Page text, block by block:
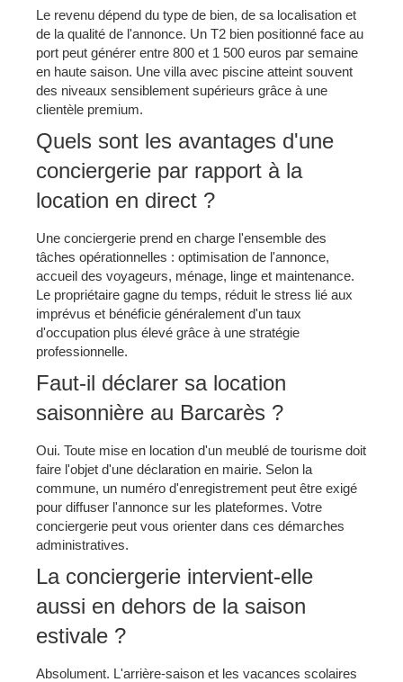
Le revenu dépend du type de bien, de sa localisation et
de la qualité de l'annonce. Un T2 bien positionné face au
port peut générer entre 800 et 1 500 euros par semaine
en haute saison. Une villa avec piscine atteint souvent
des niveaux sensiblement supérieurs grâce à une
clientèle premium.
Quels sont les avantages d'une
conciergerie par rapport à la
location en direct ?
Une conciergerie prend en charge l'ensemble des
tâches opérationnelles : optimisation de l'annonce,
accueil des voyageurs, ménage, linge et maintenance.
Le propriétaire gagne du temps, réduit le stress lié aux
imprévus et bénéficie généralement d'un taux
d'occupation plus élevé grâce à une stratégie
professionnelle.
Faut-il déclarer sa location
saisonnière au Barcarès ?
Oui. Toute mise en location d'un meublé de tourisme doit
faire l'objet d'une déclaration en mairie. Selon la
commune, un numéro d'enregistrement peut être exigé
pour diffuser l'annonce sur les plateformes. Votre
conciergerie peut vous orienter dans ces démarches
administratives.
La conciergerie intervient-elle
aussi en dehors de la saison
estivale ?
Absolument. L'arrière-saison et les vacances scolaires